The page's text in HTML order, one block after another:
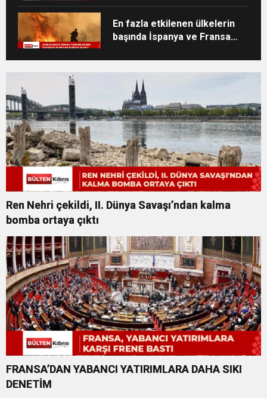
En fazla etkilenen ülkelerin
başında İspanya ve Fransa
Ren Nehri çekildi, II. Dünya Savaşı’ndan kalma
bomba ortaya çıktı
FRANSA’DAN YABANCI YATIRIMLARA DAHA SIKI
DENETİM